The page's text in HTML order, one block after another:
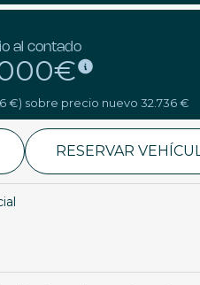
al contado
€) sobre precio nuevo 32.736 €
RESERVAR